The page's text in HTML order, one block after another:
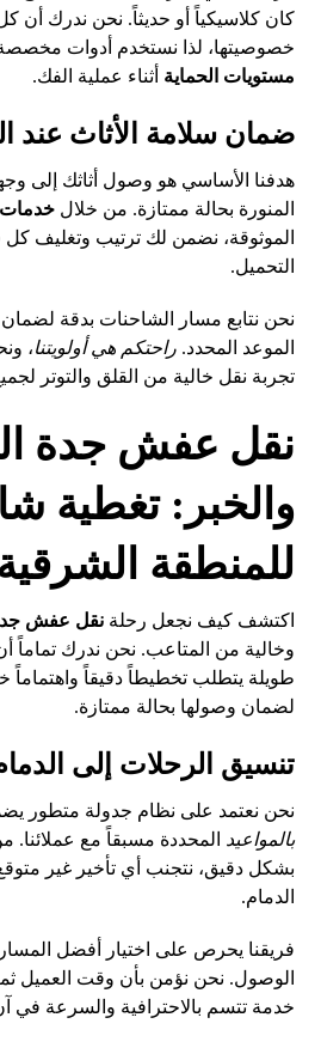
كان كلاسيكياً أو حديثاً. نحن ندرك أن
خصوصيتها، لذا نستخدم أدوات
مستويات الحماية أثناء عملية الفك.
ضمان سلامة الأثاث عند
هدفنا الأساسي هو وصول أثاثك إلى
المنورة بحالة ممتازة. من خلال
الموثوقة، نضمن لك ترتيب وتغليف كل
التحميل.
نحن نتابع مسار الشاحنات بدقة
الموعد المحدد.راحتكم هي أولويتنا،
تجربة نقل خالية من القلق والتوتر
نقل عفش جدة
والخبر: تغطية
للمنطقة
اكتشف كيف نجعل رحلةنقل عفش
وخالية من المتاعب. نحن ندرك تماماً
طويلة يتطلب تخطيطاً دقيقاً
لضمان وصولها بحالة ممتازة.
تنسيق الرحلات إلى
نحن نعتمد على نظام جدولة متطور
بالمواعيد المحددة مسبقاً مع
بشكل دقيق، نتجنب أي تأخير غير
الدمام.
فريقنا يحرص على اختيار أفضل
الوصول. نحن نؤمن بأن وقت العميل
خدمة تتسم بالاحترافية والسرعة في